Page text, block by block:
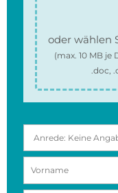
oder wählen
(max. 10 MBje
.doc,